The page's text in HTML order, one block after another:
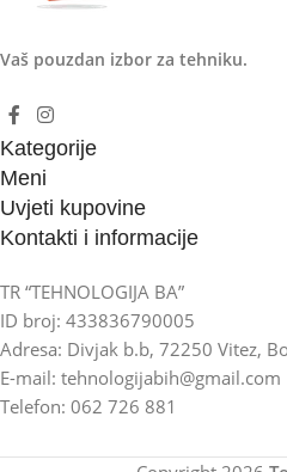
Vaš pouzdan izbor za tehniku.
Kategorije
Meni
Uvjeti kupovine
Kontakti i informacije
TR “TEHNOLOGIJA BA”
ID broj: 433836790005
Adresa: Divjak b.b, 72250 Vitez,
E-mail: tehnologijabih@gmail.com
Telefon: 062 726 881